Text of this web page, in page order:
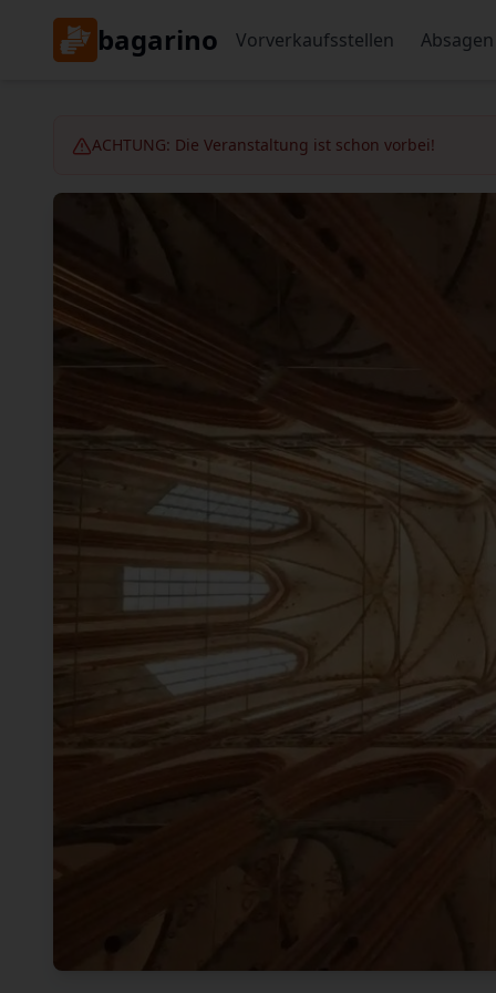
bagarino Vorverkaufsstellen
ACHTUNG: Die Veranstaltung ist schon vorbei!